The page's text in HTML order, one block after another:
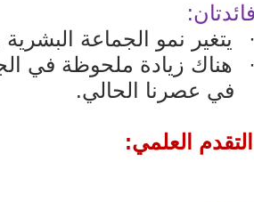
فائدتان:
·
يتغير نمو الجماعة
·
هناك زيادة ملحوظة في
في عصرنا الحالي.
التقدم العلمي: